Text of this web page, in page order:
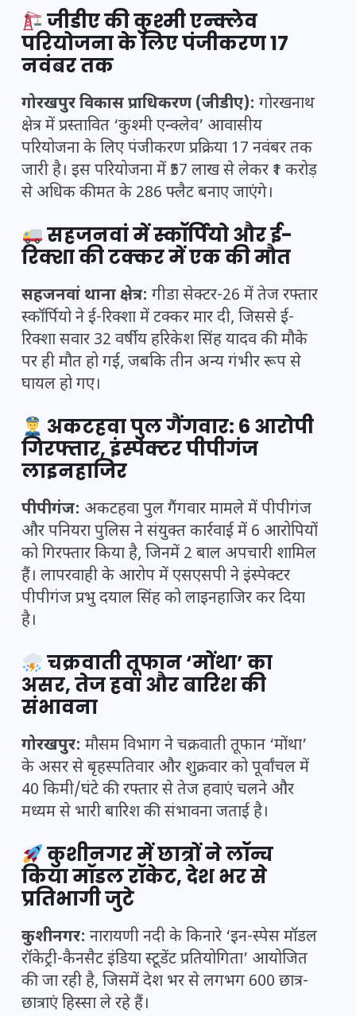
जीडीए की कुश्मी एन्क्लेव
परियोजना के लिए पंजीकरण 17
नवंबर तक
गोरखपुर विकास प्राधिकरण (जीडीए): गोरखनाथ
क्षेत्र में प्रस्तावित ‘कुश्मी एन्क्लेव’ आवासीय
परियोजना के लिए पंजीकरण प्रक्रिया 17 नवंबर तक
जारी है। इस परियोजना में ₹57 लाख से लेकर ₹1 करोड़
से अधिक कीमत के 286 फ्लैट बनाए जाएंगे।
सहजनवां में स्कॉर्पियो और ई-
रिक्शा की टक्कर में एक की मौत
सहजनवां थाना क्षेत्र: गीडा सेक्टर-26 में तेज रफ्तार
स्कॉर्पियो ने ई-रिक्शा में टक्कर मार दी, जिससे ई-
रिक्शा सवार 32 वर्षीय हरिकेश सिंह यादव की मौके
पर ही मौत हो गई, जबकि तीन अन्य गंभीर रूप से
घायल हो गए।
अकटहवा पुल गैंगवार: 6 आरोपी
गिरफ्तार, इंस्पेक्टर पीपीगंज
लाइनहाजिर
पीपीगंज: अकटहवा पुल गैंगवार मामले में पीपीगंज
और पनियरा पुलिस ने संयुक्त कार्रवाई में 6 आरोपियों
को गिरफ्तार किया है, जिनमें 2 बाल अपचारी शामिल
हैं। लापरवाही के आरोप में एसएसपी ने इंस्पेक्टर
पीपीगंज प्रभु दयाल सिंह को लाइनहाजिर कर दिया
है।
चक्रवाती तूफान ‘मोंथा’ का
असर, तेज हवा और बारिश की
संभावना
गोरखपुर: मौसम विभाग ने चक्रवाती तूफान ‘मोंथा’
के असर से बृहस्पतिवार और शुक्रवार को पूर्वांचल में
40 किमी/घंटे की रफ्तार से तेज हवाएं चलने और
मध्यम से भारी बारिश की संभावना जताई है।
कुशीनगर में छात्रों ने लॉन्च
किया मॉडल रॉकेट, देश भर से
प्रतिभागी जुटे
कुशीनगर: नारायणी नदी के किनारे ‘इन-स्पेस मॉडल
रॉकेट्री-कैनसैट इंडिया स्टूडेंट प्रतियोगिता’ आयोजित
की जा रही है, जिसमें देश भर से लगभग 600 छात्र-
छात्राएं हिस्सा ले रहे हैं।